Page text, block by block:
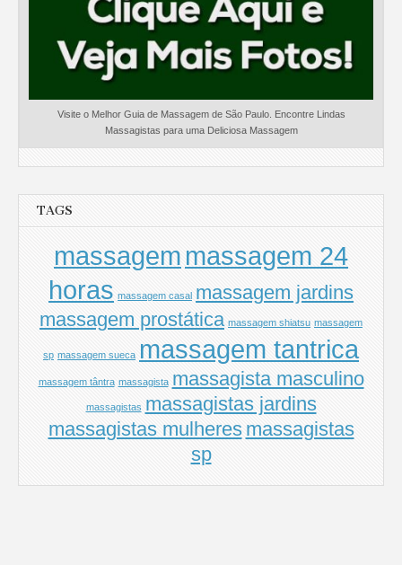
Visite o Melhor Guia de Massagem de São Paulo. Encontre Lindas
Massagistas para uma Deliciosa Massagem
TAGS
massagem massagem 24
horas massagem casal massagem jardins
massagem prostática massagem shiatsu massagem
sp massagem sueca massagem tantrica
massagem tântra massagista massagista masculino
massagistas massagistas jardins
massagistas mulheres massagistas
sp